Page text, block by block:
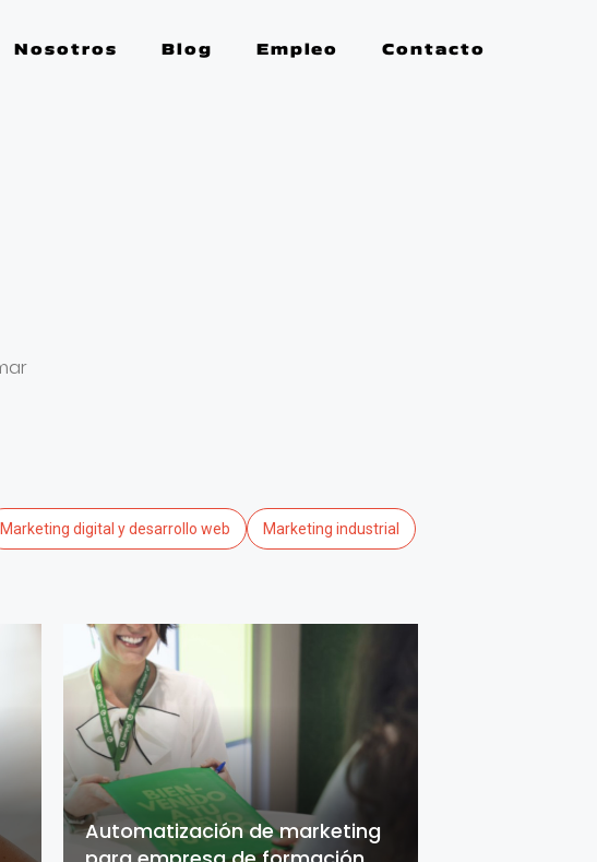
Nosotros Blog Empleo Contacto
Marketing digital y desarrollo web Marketing industrial
Automatización de marketing